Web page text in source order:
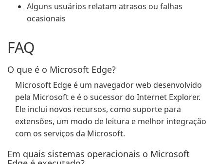
Alguns usuários relatam atrasos ou falhas
ocasionais
FAQ
O que é o Microsoft Edge?
Microsoft Edge é um navegador web desenvolvido
pela Microsoft e é o sucessor do Internet Explorer.
Ele inclui novos recursos, como suporte para
extensões, um modo de leitura e melhor integração
com os serviços da Microsoft.
Em quais sistemas operacionais o Microsoft